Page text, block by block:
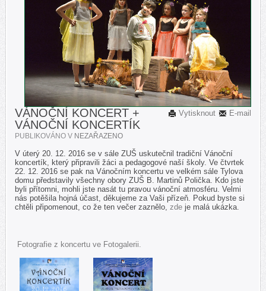
E-mail
Vytisknout
VÁNOČNÍ KONCERT +
VÁNOČNÍ KONCERTÍK
PUBLIKOVÁNO V NEZAŘAZENO
V úterý 20. 12. 2016 se v sále ZUŠ uskutečnil tradiční Vánoční
koncertík, který připravili žáci a pedagogové naší školy. Ve čtvrtek
22. 12. 2016 se pak na Vánočním koncertu ve velkém sále Tylova
domu představily všechny obory ZUŠ B. Martinů Polička. Kdo jste
byli přítomni, mohli jste nasát tu pravou vánoční atmosféru. Velmi
nás potěšila hojná účast, děkujeme za Vaši přízeň. Pokud byste si
chtěli připomenout, co že ten večer zaznělo, zde je malá ukázka.
Fotografie z koncertu ve Fotogalerii.